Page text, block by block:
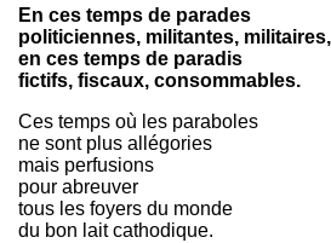
En ces temps de parades
politiciennes, militantes, militaires,
en ces temps de paradis
fictifs, fiscaux, consommables.
Ces temps où les paraboles
ne sont plus allégories
mais perfusions
pour abreuver
tous les foyers du monde
du bon lait cathodique.